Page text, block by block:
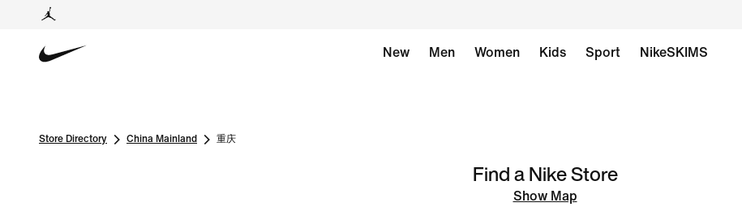
New Men Women Kids Sport NikeSKIMS
Store Directory China Mainland 重庆
Find a Nike Store
Show Map